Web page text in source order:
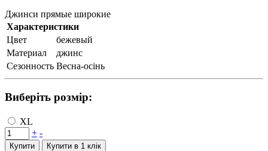
Джинси прямые широкие
Характеристики
Цвет
бежевый
Материал
джинс
Сезонность Весна-осінь
Виберіть розмір:
XL
+ -
Купити Купити в 1 клiк